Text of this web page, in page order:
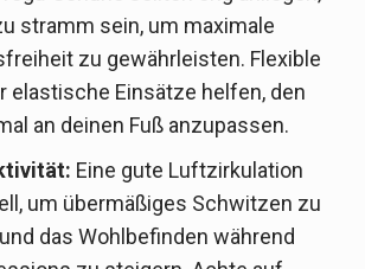
stramm sein, um maximale
zu gewährleisten. Flexible
elastische Einsätze helfen, den
an deinen Fuß anzupassen.
Eine gute Luftzirkulation
um übermäßiges Schwitzen zu
das Wohlbefinden während